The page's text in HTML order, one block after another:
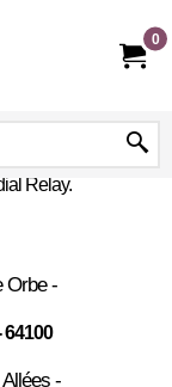
0
Relay.
Orbe -
64100
-